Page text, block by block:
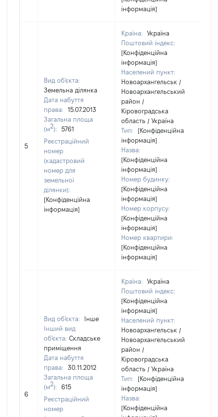
інформація]
5
Вид об'єкта:
Земельна ділянка
Дата набуття
права:
15.07.2013
Загальна площа
(м2):
5761
Реєстраційний
номер
(кадастровий
номер для
земельної
ділянки):
[Конфіденційна
інформація]
Країна:
Україна
Поштовий індекс:
[Конфіденційна
інформація]
Населений пункт:
Новоархангельськ /
Новоархангельський
район /
Кіровоградська
область / Україна
Тип:
[Конфіденційна
інформація]
Назва:
[Конфіденційна
інформація]
Номер будинку:
[Конфіденційна
інформація]
Номер корпусу:
[Конфіденційна
інформація]
Номер квартири:
[Конфіденційна
інформація]
6
Вид об'єкта:
Інше
Інший вид
об'єкта: Складське
приміщення
Дата набуття
права:
30.11.2012
Загальна площа
(м2):
615
Реєстраційний
номер
Країна:
Україна
Поштовий індекс:
[Конфіденційна
інформація]
Населений пункт:
Новоархангельськ /
Новоархангельський
район /
Кіровоградська
область / Україна
Тип:
[Конфіденційна
інформація]
Назва:
[Конфіденційна